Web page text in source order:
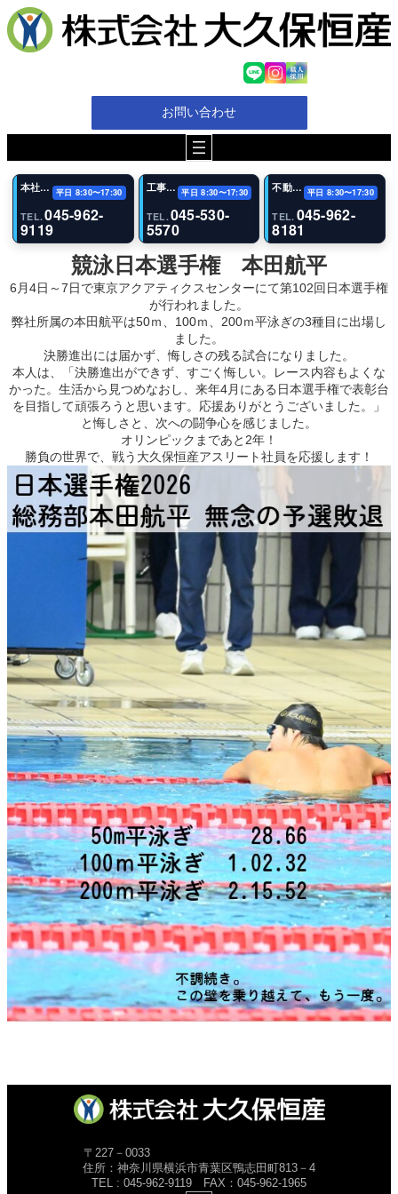
お問い合わせ
本社・代表電話 平日 8:30〜17:30
TEL. 045-962-
9119
工事（恩田事業所） 平日 8:30〜17:30
TEL. 045-530-
5570
不動産事業部 平日 8:30〜17:30
TEL. 045-962-
8181
競泳日本選手権 本田航平
6月4日～7日で東京アクアティクスセンターにて第102回日本選手権
が行われました。
弊社所属の本田航平は50ｍ、100ｍ、200ｍ平泳ぎの3種目に出場し
ました。
決勝進出には届かず、悔しさの残る試合になりました。
本人は、「決勝進出ができず、すごく悔しい。レース内容もよくな
かった。生活から見つめなおし、来年4月にある日本選手権で表彰台
を目指して頑張ろうと思います。応援ありがとうございました。」
と悔しさと、次への闘争心を感じました。
オリンピックまであと2年！
勝負の世界で、戦う大久保恒産アスリート社員を応援します！
〒227－0033
住所：神奈川県横浜市青葉区鴨志田町813－4
TEL : 045-962-9119 FAX：045-962-1965